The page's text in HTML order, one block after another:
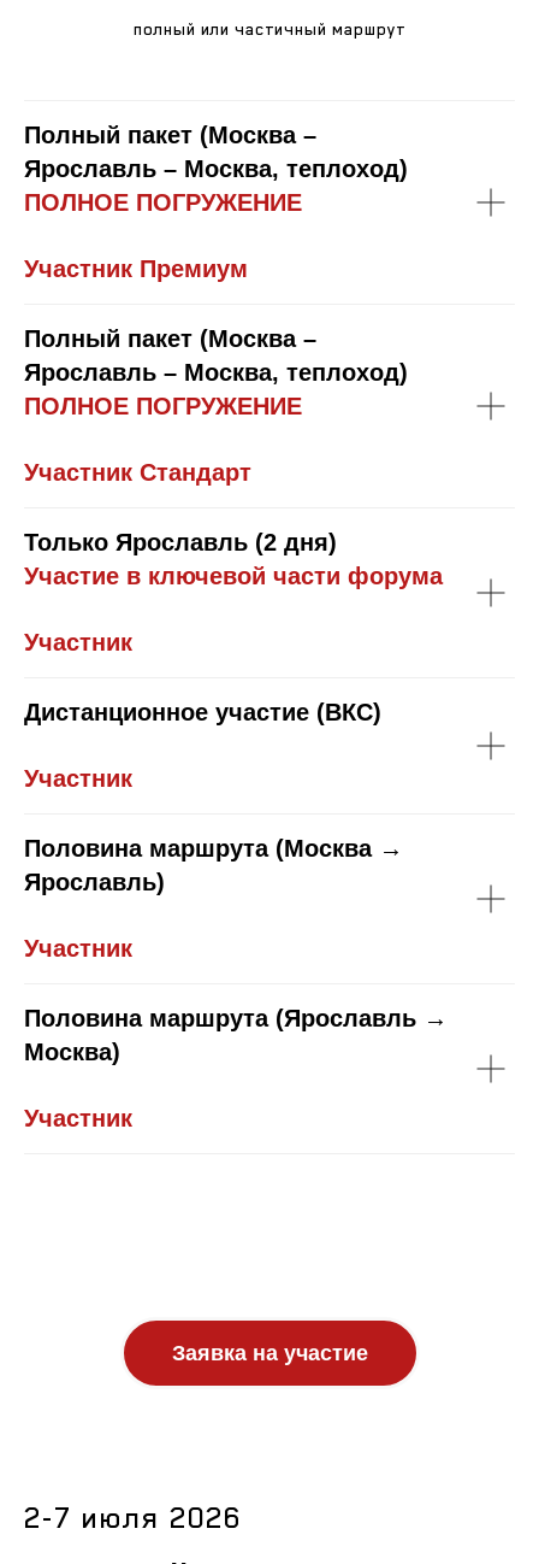
полный или частичный маршрут
Полный пакет (Москва –
Ярославль – Москва, теплоход)
ПОЛНОЕ ПОГРУЖЕНИЕ
Участник Премиум
Полный пакет (Москва –
Ярославль – Москва, теплоход)
ПОЛНОЕ ПОГРУЖЕНИЕ
Участник Стандарт
Только Ярославль (2 дня)
Участие в ключевой части форума
Участник
Дистанционное участие (ВКС)
Участник
Половина маршрута (Москва →
Ярославль)
Участник
Половина маршрута (Ярославль →
Москва)
Участник
Заявка на участие
2-7 июля 2026